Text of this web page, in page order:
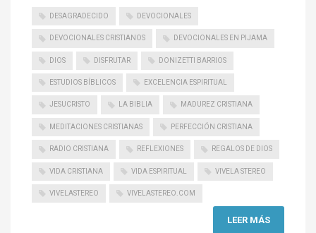
DESAGRADECIDO DEVOCIONALES
DEVOCIONALES CRISTIANOS DEVOCIONALES EN PIJAMA
DIOS DISFRUTAR DONIZETTI BARRIOS
ESTUDIOS BÍBLICOS EXCELENCIA ESPIRITUAL
JESUCRISTO LA BIBLIA MADUREZ CRISTIANA
MEDITACIONES CRISTIANAS PERFECCIÓN CRISTIANA
RADIO CRISTIANA REFLEXIONES REGALOS DE DIOS
VIDA CRISTIANA VIDA ESPIRITUAL VIVELA STEREO
VIVELASTEREO VIVELASTEREO.COM
LEER MÁS